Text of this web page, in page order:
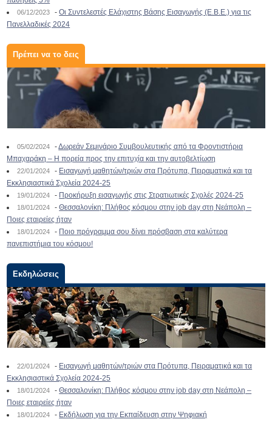
06/12/2023 -Οι Συντελεστές Ελάχιστης Βάσης Εισαγωγής (Ε.Β.Ε.) για τις
Πανελλαδικές 2024
Πρέπει να το δεις
05/02/2024 -Δωρεάν Σεμινάριο Συμβουλευτικής από τα Φροντιστήρια
Μπαχαράκη – Η πορεία προς την επιτυχία και την αυτοβελτίωση
22/01/2024 - Εισαγωγή μαθητών/τριών στα Πρότυπα, Πειραματικά και τα
Εκκλησιαστικά Σχολεία 2024-25
19/01/2024 - Προκήρυξη εισαγωγής στις Στρατιωτικές Σχολές 2024-25
18/01/2024 -Θεσσαλονίκη: Πλήθος κόσμου στην job day στη Νεάπολη –
Ποιες εταιρείες ήταν
18/01/2024 - Ποιο πρόγραμμα σου δίνει πρόσβαση στα καλύτερα
πανεπιστήμια του κόσμου!
Εκδηλώσεις
22/01/2024 - Εισαγωγή μαθητών/τριών στα Πρότυπα, Πειραματικά και τα
Εκκλησιαστικά Σχολεία 2024-25
18/01/2024 -Θεσσαλονίκη: Πλήθος κόσμου στην job day στη Νεάπολη –
Ποιες εταιρείες ήταν
18/01/2024 - Εκδήλωση για την Εκπαίδευση στην Ψηφιακή